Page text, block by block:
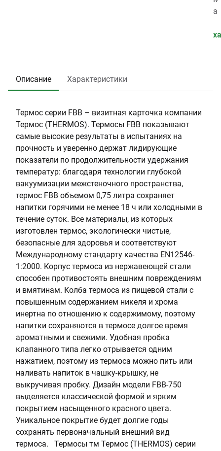
:
.
r
o
я
л
г
0
м
т
а
е
Описание
Термос серии FBB – визитная карточка компании
Термос (THERMOS). Термосы FBB показывают
самые высокие результаты в испытаниях на
прочность и уверенно держат лидирующие
показатели по продолжительности удержания
температур: благодаря технологии глубокой
вакуумизации межстеночного пространства,
термос FBB объемом 0,75 литра сохраняет
напитки горячими не менее 18 ч или холодными в
течение суток. Все материалы, из которых
изготовлен термос, экологически чистые,
безопасные для здоровья и соответствуют
Международному стандарту качества EN12546-
1:2000. Корпус термоса из нержавеющей стали
способен противостоять внешним повреждениям
и вмятинам. Колба термоса из пищевой стали с
повышенным содержанием никеля и хрома
инертна по отношению к содержимому, поэтому
напитки сохраняются в термосе долгое время
ароматными и свежими. Удобная пробка
клапанного типа легко отрывается одним
нажатием, поэтому из термоса можно пить или
наливать напиток в чашку-крышку, не
выкручивая пробку. Дизайн модели FBB-750
выделяется классической формой и ярким
покрытием насыщенного красного цвета.
Уникальное покрытие будет долгие годы
сохранять первоначальный внешний вид
термоса. Термосы тм Термос (THERMOS) серии
Характеристики